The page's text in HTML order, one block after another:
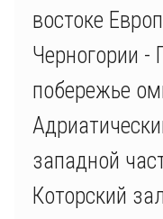
востоке
Черногории -
побережье
западной
Которский